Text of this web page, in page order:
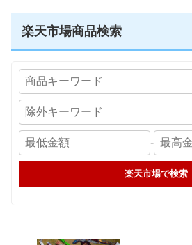
楽天市場商品検索
-
楽天市場で検索